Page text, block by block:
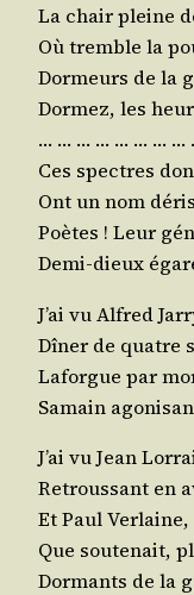
La chair pleine
Où tremble la
Dor­meurs de la
Dor­mez, les
… … … … … … … …
Ces spectres
Ont un nom
Poètes ! Leur
Demi-dieux
J’ai vu Alfred
Dîner de quatre
Laforgue par
Samain
J’ai vu Jean
Retrous­sant en
Et Paul
Que sou­te­nait,
Dor­mants de la